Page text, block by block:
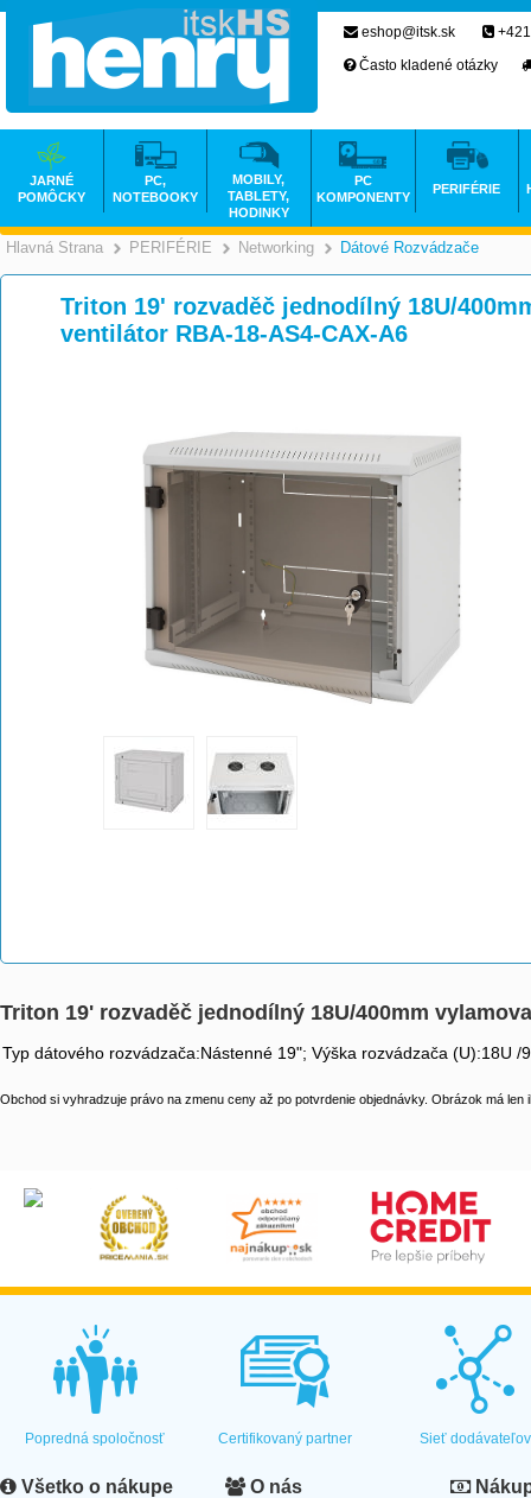
Hlavná Strana >
PERIFÉRIE >
Networking >
Dátové Rozvádzače
Triton 19' rozvaděč jednodílný 18U/
ventilátor RBA-18-AS4-CAX-A6
Triton 19' rozvaděč jednodílný 18U/400mm
Typ dátového rozvádzača:Nástenné 19"; Výška rozvádzača (U):18U
Obchod si vyhradzuje právo na zmenu ceny až po potvrdenie objednávky. Obrázok má len
eshop@itsk.sk
Často kladené otázky
JARNÉ
POMÔCKY
PC,
NOTEBOOKY
MOBILY,
TABLETY,
HODINKY
PC
KOMPONENTY
PERIFÉRIE
Popredná spoločnosť Certifikovaný partner Sieť dodávateľov
Všetko o nákupe O nás